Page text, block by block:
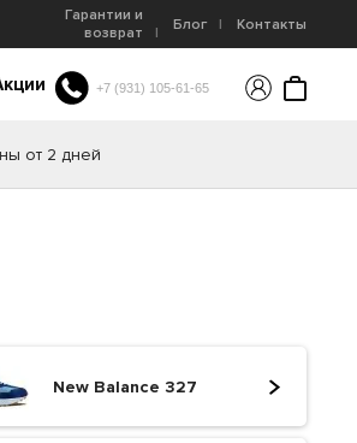
Гарантии и
возврат
Блог Контакты
+7 (931) 105-61-65
от 2 дней
New Balance 327